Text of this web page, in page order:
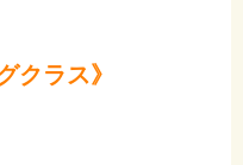
クラス》